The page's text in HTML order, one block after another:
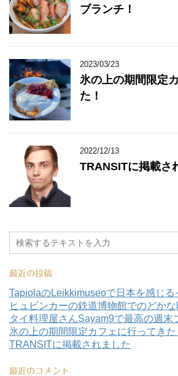
ブランチ！
2023/03/23
氷の上の期間限定
た！
2022/12/13
TRANSITに掲載さ
最近の投稿
TapiolaのLeikkimuseoで日本を感じる
ヒュビンカーの鉄道博物館でのどかな
タイ料理屋さんSayam9で最高の週末
氷の上の期間限定カフェに行ってきた
TRANSITに掲載されました
最近のコメント